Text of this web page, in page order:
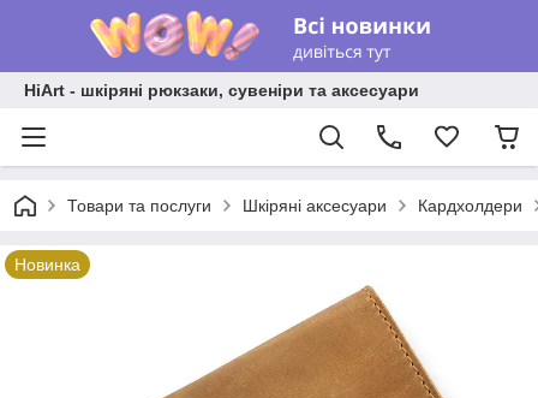
HiArt - шкіряні рюкзаки, сувеніри та аксесуари
Товари та послуги Шкіряні аксесуари Кардхолдери
Новинка